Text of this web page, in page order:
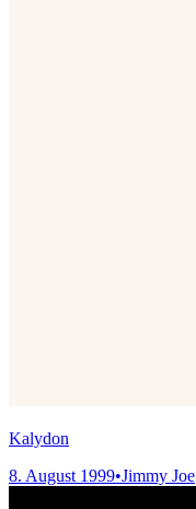
Kalydon
8. August 1999•Jimmy Joe